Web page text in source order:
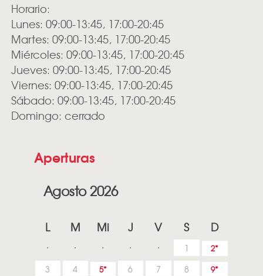
Horario:
Lunes: 09:00-13:45, 17:00-20:45
Martes: 09:00-13:45, 17:00-20:45
Miércoles: 09:00-13:45, 17:00-20:45
Jueves: 09:00-13:45, 17:00-20:45
Viernes: 09:00-13:45, 17:00-20:45
Sábado: 09:00-13:45, 17:00-20:45
Domingo: cerrado
Aperturas
Agosto 2026
L M Mi J V S D
1 2
3 4 5 6 7 8 9